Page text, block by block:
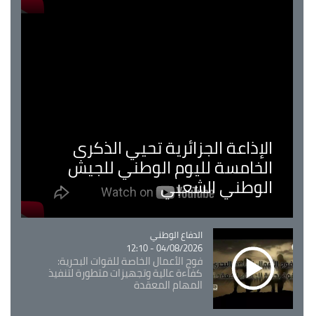
الإذاعة الجزائرية تحيي الذكرى
الخامسة لليوم الوطني للجيش
الوطني الشعبي
Catégorie
الدفاع الوطني
04/08/2026 - 12:10
فوج الأعمال الخاصة للقوات البحرية:
كفاءة عالية وتجهيزات متطورة لتنفيذ
المهام المعقدة